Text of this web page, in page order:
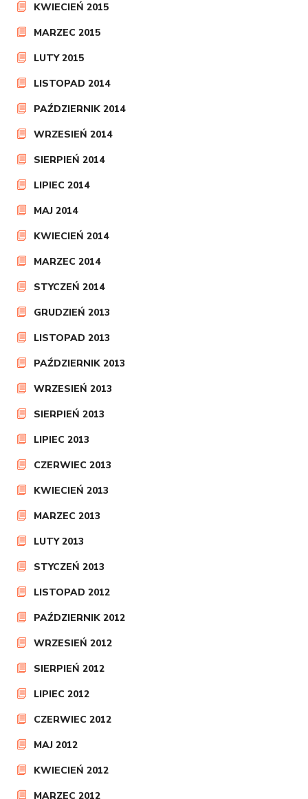
KWIECIEŃ 2015
MARZEC 2015
LUTY 2015
LISTOPAD 2014
PAŹDZIERNIK 2014
WRZESIEŃ 2014
SIERPIEŃ 2014
LIPIEC 2014
MAJ 2014
KWIECIEŃ 2014
MARZEC 2014
STYCZEŃ 2014
GRUDZIEŃ 2013
LISTOPAD 2013
PAŹDZIERNIK 2013
WRZESIEŃ 2013
SIERPIEŃ 2013
LIPIEC 2013
CZERWIEC 2013
KWIECIEŃ 2013
MARZEC 2013
LUTY 2013
STYCZEŃ 2013
LISTOPAD 2012
PAŹDZIERNIK 2012
WRZESIEŃ 2012
SIERPIEŃ 2012
LIPIEC 2012
CZERWIEC 2012
MAJ 2012
KWIECIEŃ 2012
MARZEC 2012